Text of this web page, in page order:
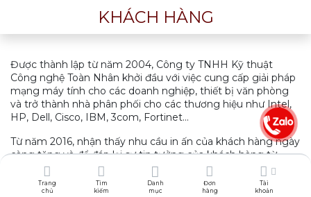
Trang
chủ
Tìm
kiếm
Danh
mục
Đơn
hàng
Tài
khoản
KHÁCH HÀNG
Được thành lập từ năm 2004, Công ty TNHH Kỹ thuật
Công nghệ Toàn Nhân khởi đầu với việc cung cấp giải pháp
mạng máy tính cho các doanh nghiệp, thiết bị văn phòng
và trở thành nhà phân phối cho các thương hiệu như Intel,
HP, Dell, Cisco, IBM, 3com, Fortinet...
Từ năm 2016, nhận thấy nhu cầu in ấn của khách hàng ngày
càng tăng và để đáp lại sự tin tưởng của khách hàng từ
trước đến nay, Toàn Nhân chính thức bước vào thị trường
máy in chuyên nghiệp với các dòng máy in chính hãng như
HP, Canon, Brother, Epson...